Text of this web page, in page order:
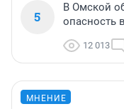
5
В Омской
опасность
12 013
МНЕНИЕ